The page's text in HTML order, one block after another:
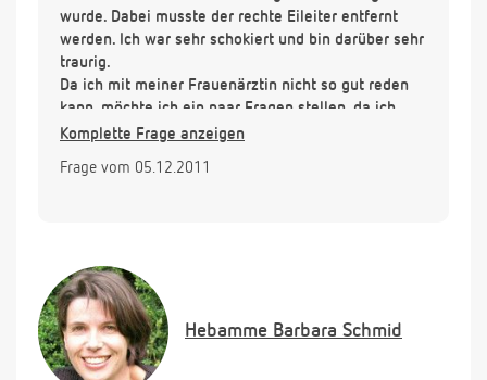
wurde. Dabei musste der rechte Eileiter entfernt
werden. Ich war sehr schokiert und bin darüber sehr
traurig.
Da ich mit meiner Frauenärztin nicht so gut reden
kann, möchte ich ein paar Fragen stellen, da ich
sehr verunsichert bin:
bekommen? - Wenn ja, gibt es etwas, was ich
darüber so viel widersprüchliches gehört) Kann er
sich die Eier des Eierstockes ohne Eileiter holen?
Bildet der eileiterlose Eierstock trotzdem noch Eier-
was passiert mit denen?
3. Manche Frauen berichten, daß sie wissen, in
Komplette Frage anzeigen
Frage vom 05.12.2011
Hebamme Barbara Schmid